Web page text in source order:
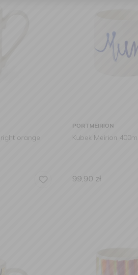
orange
PORTMEIRION
Kubek Meirion
99,90 zł